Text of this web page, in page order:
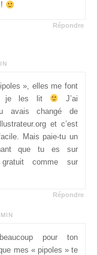
Répondre
», elles me font
je les lit
J’ai
avais changé de
et c’est
Mais paie-tu un
que tu es sur
comme sur
Répondre
pour ton
mes « pipoles » te